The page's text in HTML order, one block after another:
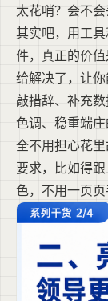
太花哨？会不会
其实吧，用工
件，真正的价
给解决了，让
敲措辞、补充
色调、稳重端
全不用担心花
要求，比如得
色，不用一页页